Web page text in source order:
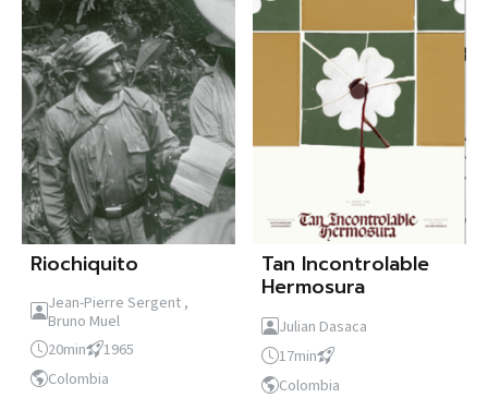
Riochiquito
Jean-Pierre Sergent ,
Bruno Muel
20min
1965
Colombia
Tan Incontrolable
Hermosura
Julian Dasaca
17min
Colombia